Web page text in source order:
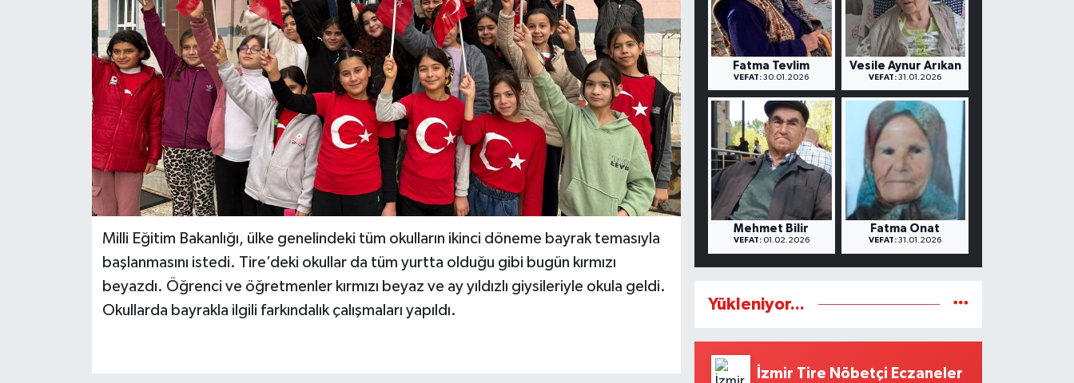
Milli Eğitim Bakanlığı, ülke genelindeki tüm okulların ikinci döneme bayrak temasıyla
başlanmasını istedi. Tire’deki okullar da tüm yurtta olduğu gibi bugün kırmızı
beyazdı. Öğrenci ve öğretmenler kırmızı beyaz ve ay yıldızlı giysileriyle okula geldi.
Okullarda bayrakla ilgili farkındalık çalışmaları yapıldı.
Fatma Tevlim
VEFAT: 30.01.2026
Vesile Aynur Arıkan
VEFAT: 31.01.2026
Mehmet Bilir
VEFAT:01.02.2026
Fatma Onat
VEFAT: 31.01.2026
Yükleniyor...
İzmir Tire Nöbetçi Eczaneler